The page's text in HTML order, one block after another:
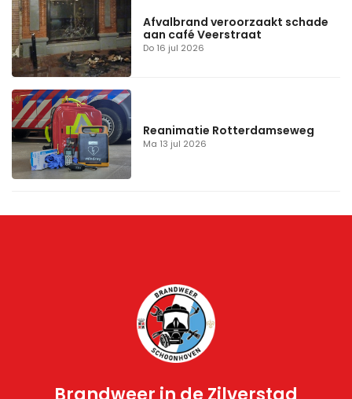
Do 16 jul 2026
Afvalbrand veroorzaakt schade
aan café Veerstraat
Ma 13 jul 2026
Reanimatie Rotterdamseweg